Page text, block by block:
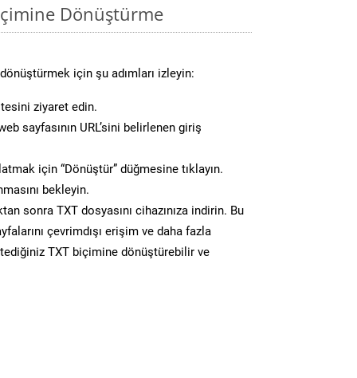
Dönüştürme
için şu adımları izleyin:
ziyaret edin.
sayfasının URL’sini belirlenen giriş
için “Dönüştür” düğmesine tıklayın.
bekleyin.
sonra TXT dosyasını cihazınıza indirin. Bu
çevrimdışı erişim ve daha fazla
TXT biçimine dönüştürebilir ve